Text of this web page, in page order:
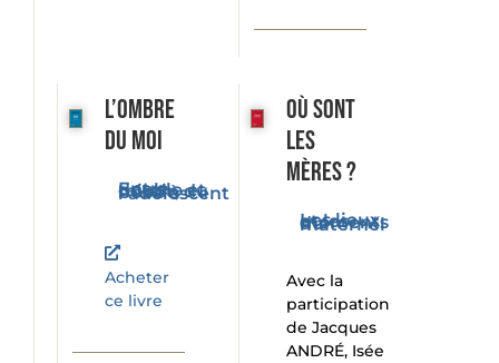
L’ombre
du moi
Entre double et miroir, du bébé à l'adolescent
Acheter
ce livre
Où sont
les
mères ?
Les lieux et les moments du maternel
Avec la
participation
de Jacques
ANDRÉ, Isée